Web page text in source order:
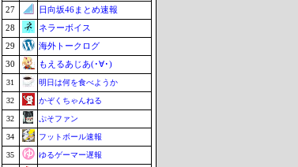
27
日向坂46まとめ速報
28
ネラーボイス
29
海外トークログ
30
もえるあじあ(･∀･)
31 明日は何を食べようか
32 かぞくちゃんねる
32 ぷそファン
34 フットボール速報
35 ゆるゲーマー遅報